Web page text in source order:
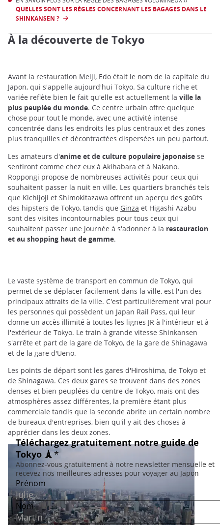
QUELLES SONT LES RÈGLES CONCERNANT LES BAGAGES DANS LE
SHINKANSEN ?
À la découverte de Tokyo
Avant la restauration Meiji, Edo était le nom de la capitale du
Japon, qui s'appelle aujourd'hui Tokyo. Sa culture riche et
variée reflète bien le fait qu'elle est actuellement la ville la
plus peuplée du monde. Ce centre urbain offre quelque
chose pour tout le monde, avec une activité intense
concentrée dans les endroits les plus centraux et des zones
plus tranquilles et décontractées dispersées un peu partout.
Les amateurs d'anime et de culture populaire japonaise se
sentiront comme chez eux à Akihabara et à Nakano.
Roppongi propose de nombreuses activités pour ceux qui
souhaitent passer la nuit en ville. Les quartiers branchés tels
que Kichijoji et Shimokitazawa offrent un aperçu des goûts
des hipsters de Tokyo, tandis que Ginza et Higashi Azabu
sont des visites incontournables pour tous ceux qui
souhaitent passer une journée à s'adonner à la restauration
et au shopping haut de gamme.
Le vaste système de transport en commun de Tokyo, qui
permet de se déplacer facilement dans la ville, est l'un des
principaux attraits de la ville. C'est particulièrement vrai pour
les personnes qui possèdent un Japan Rail Pass, qui leur
donne un accès illimité à toutes les lignes JR à l'intérieur et à
l'extérieur de Tokyo. Le train à grande vitesse Shinkansen
s'arrête et part de la gare de Tokyo, de la gare de Shinagawa
et de la gare d'Ueno.
Les points de départ sont les gares d'Hiroshima, de Tokyo et
de Shinagawa. Ces deux gares se trouvent dans des zones
denses et bien peuplées du centre de Tokyo, mais ont des
atmosphères assez différentes, la première étant plus
commerciale tandis que la seconde abrite un certain nombre
de bureaux d'entreprises, bien qu'il y ait des choses à
apprécier dans les deux zones.